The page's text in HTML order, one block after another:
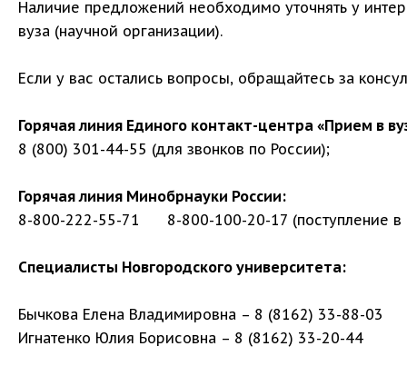
Наличие предложений необходимо уточнять у
вуза (научной организации).
Если у вас остались вопросы, обращайтесь за
Горячая линия Единого контакт-центра «Прием в
8 (800) 301-44-55 (для звонков по России);
Горячая линия Минобрнауки России:
8-800-222-55-71 8-800-100-20-17 (поступление в
Специалисты Новгородского университета:
Бычкова Елена Владимировна – 8 (8162) 33-88-03
Игнатенко Юлия Борисовна – 8 (8162) 33-20-44